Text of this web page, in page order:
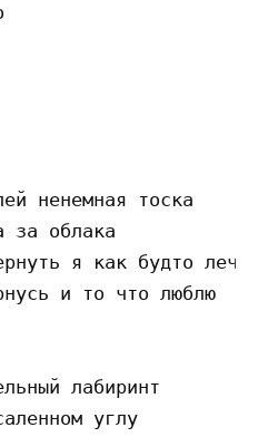
ненемная тоска
за облака
я как будто лечу
и то что люблю
лабиринт
углу